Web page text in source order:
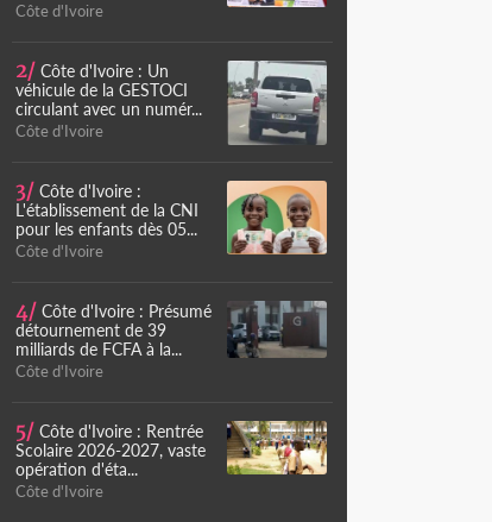
Côte d'Ivoire
2/ Côte d'Ivoire : Un
véhicule de la GESTOCI
circulant avec un numér...
Côte d'Ivoire
3/ Côte d'Ivoire :
L'établissement de la CNI
pour les enfants dès 05...
Côte d'Ivoire
4/ Côte d'Ivoire : Présumé
détournement de 39
milliards de FCFA à la...
Côte d'Ivoire
5/ Côte d'Ivoire : Rentrée
Scolaire 2026-2027, vaste
opération d'éta...
Côte d'Ivoire